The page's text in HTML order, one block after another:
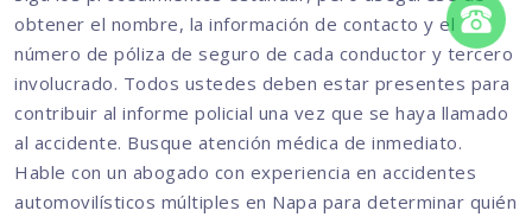
obtener el nombre, la información de contacto y el
número de póliza de seguro de cada conductor y tercero
involucrado. Todos ustedes deben estar presentes para
contribuir al informe policial una vez que se haya llamado
al accidente. Busque atención médica de inmediato.
Hable con un abogado con experiencia en accidentes
automovilísticos múltiples en Napa para determinar quién